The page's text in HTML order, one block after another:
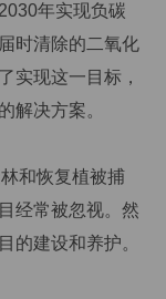
年实现负碳
时清除的二氧化
实现这一目标，
解决方案。
和恢复植被捕
经常被忽视。然
的建设和养护。